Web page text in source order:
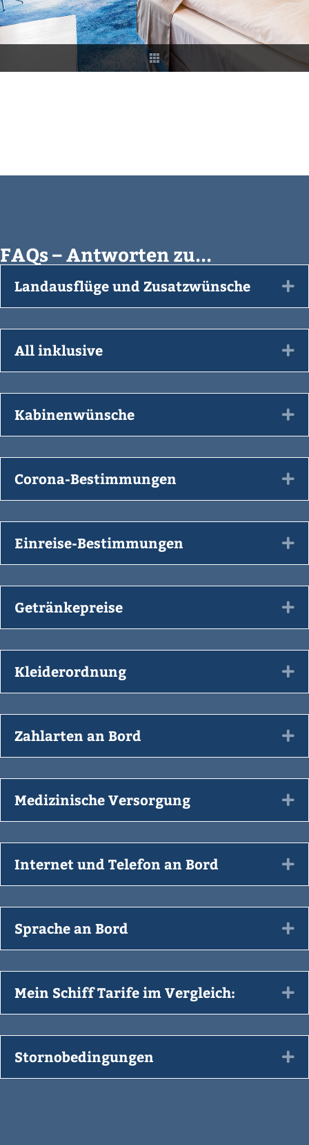
FAQs – Antworten zu...
Landausflüge und Zusatzwünsche
All inklusive
Kabinenwünsche
Corona-Bestimmungen
Einreise-Bestimmungen
Getränkepreise
Kleiderordnung
Zahlarten an Bord
Medizinische Versorgung
Internet und Telefon an Bord
Sprache an Bord
Mein Schiff Tarife im Vergleich:
Stornobedingungen